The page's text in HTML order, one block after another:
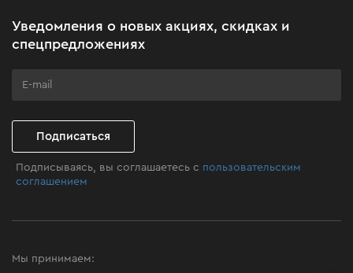
Клуб мастерства
Уведомления о новых акциях, скидках и
спецпредложениях
Подписаться
Подписываясь, вы соглашаетесь с пользовательским
соглашением
Мы принимаем: